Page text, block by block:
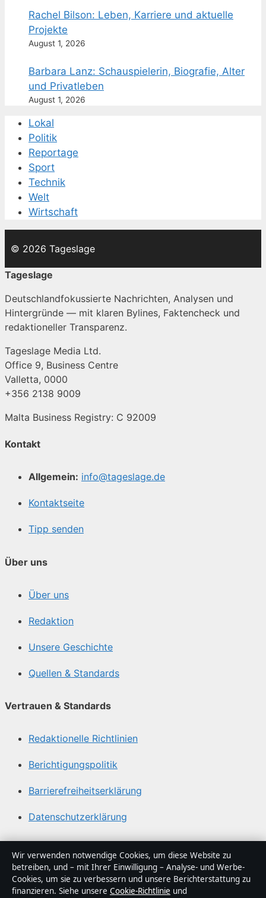
Rachel Bilson: Leben, Karriere und aktuelle
Projekte
August 1, 2026
Barbara Lanz: Schauspielerin, Biografie, Alter
und Privatleben
August 1, 2026
Lokal
Politik
Reportage
Sport
Technik
Welt
Wirtschaft
© 2026 Tageslage
Tageslage
Deutschlandfokussierte Nachrichten, Analysen und
Hintergründe — mit klaren Bylines, Faktencheck und
redaktioneller Transparenz.
Tageslage Media Ltd.
Office 9, Business Centre
Valletta, 0000
+356 2138 9009
Malta Business Registry: C 92009
Kontakt
Allgemein: info@tageslage.de
Kontaktseite
Tipp senden
Über uns
Über uns
Redaktion
Unsere Geschichte
Quellen & Standards
Vertrauen & Standards
Redaktionelle Richtlinien
Berichtigungspolitik
Barrierefreiheitserklärung
Datenschutzerklärung
Über Tageslage in Kürze
Tageslage ist ein unabhängiger digitaler
Nachrichtenanbieter mit Fokus auf Politik, Wirtschaft,
Wir verwenden notwendige Cookies, um diese Website zu
betreiben, und – mit Ihrer Einwilligung – Analyse- und Werbe-
Cookies, um sie zu verbessern und unsere Berichterstattung zu
finanzieren. Siehe unsere Cookie-Richtlinie und